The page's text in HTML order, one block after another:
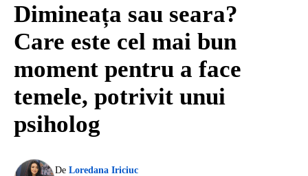
Dimineața sau seara?
Care este cel mai bun
moment pentru a face
temele, potrivit unui
psiholog
De Loredana Iriciuc